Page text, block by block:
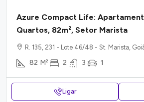
Azure Compact Life:
Quartos, 82m², Setor Marista
R. 135, 231 - Lote 46/48 - St. Marista,
82 M² 2 3 1
Ligar